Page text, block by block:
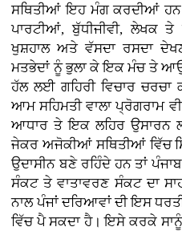
ਸਥਿਤੀਆਂ ਇਹ ਮੰਗ ਕਰਦੀਆਂ ਹਨ
ਪਾਰਟੀਆਂ, ਬੁੱਧੀਜੀਵੀ, ਲੇਖਕ
ਖੁਸ਼ਹਾਲ ਅਤੇ ਵੱਸਦਾ ਰਸਦਾ
ਮਤਭੇਦਾਂ ਨੂੰ ਭੁਲਾ ਕੇ ਇਕ ਮੰਚ ਤੇ
ਹੱਲ ਲਈ ਗਹਿਰੀ ਵਿਚਾਰ
ਆਮ ਸਹਿਮਤੀ ਵਾਲਾ ਪ੍ਰੋਗਰਾਮ
ਆਧਾਰ ਤੇ ਇਕ ਲਹਿਰ ਉਸਾਰਨ
ਜੇਕਰ ਅਜੋਕੀਆਂ ਸਥਿਤੀਆਂ ਵਿੱਚ
ਉਦਾਸੀਨ ਬਣੇ ਰਹਿੰਦੇ ਹਨ ਤਾਂ
ਸੰਕਟ ਤੇ ਵਾਤਾਵਰਣ ਸੰਕਟ ਦਾ
ਨਾਲ ਪੰਜਾਂ ਦਰਿਆਵਾਂ ਦੀ ਇਸ
ਵਿੱਚ ਪੈ ਸਕਦਾ ਹੈ। ਇਸੇ ਕਰਕੇ